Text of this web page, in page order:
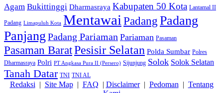
Agam Bukittinggi Dharmasraya Kabupaten 50 Kota Lantamal II
Padang Limapuluh Kota Mentawai PadangPadang
Panjang Padang Pariaman Pariaman Pasaman
Pasaman BaratPesisir Selatan Polda Sumbar Polres
Dharmasraya Polri PT Angkasa Pura II (Persero) Sijunjung Solok Solok Selatan
Tanah Datar TNI TNI AL
Redaksi | Site Map| FAQ | Disclaimer| Pedoman | Tentang